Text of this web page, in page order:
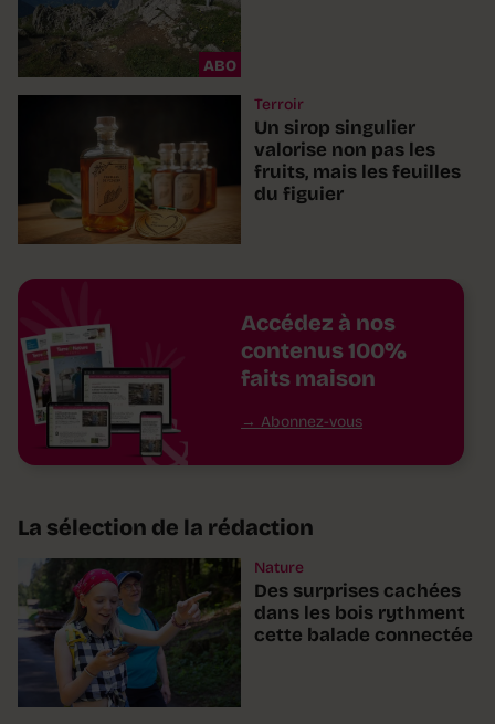
ABO
Terroir
Un sirop singulier
valorise non pas les
fruits, mais les feuilles
du figuier
Accédez à nos
contenus 100%
faits maison
Abonnez-vous
La sélection de la rédaction
Nature
Des surprises cachées
dans les bois rythment
cette balade connectée